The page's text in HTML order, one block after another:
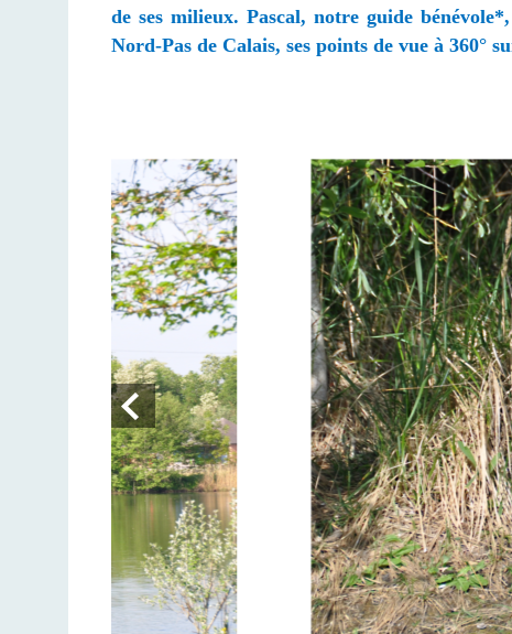
de ses milieux.Pascal, notre guide
Nord-Pas de Calais,ses points de vue à 360°